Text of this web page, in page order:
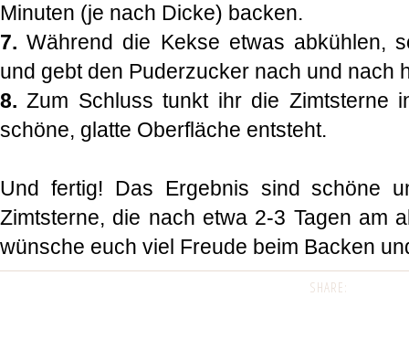
Minuten (je nach Dicke) backen.
7. Während die Kekse etwas abkühlen,
und gebt den Puderzucker nach und nach
8. Zum Schluss tunkt ihr die Zimtsterne
schöne, glatte Oberfläche entsteht.
Und fertig! Das Ergebnis sind schöne
Zimtsterne, die nach etwa 2-3 Tagen am
wünsche euch viel Freude beim Backen
SHARE: